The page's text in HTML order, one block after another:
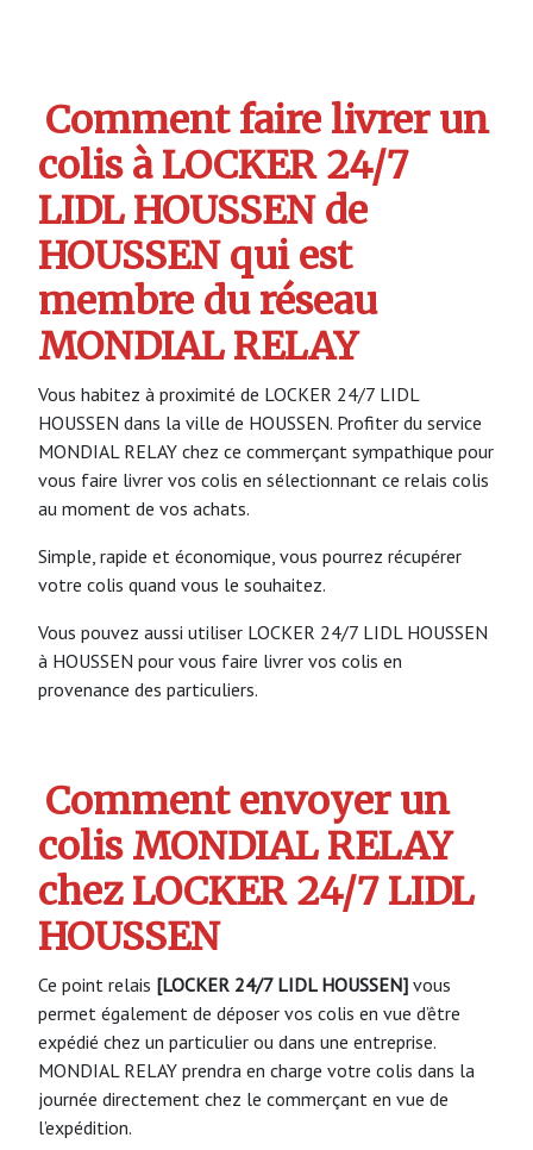
Comment faire livrer un
colis à LOCKER 24/7
LIDL HOUSSEN de
HOUSSEN qui est
membre du réseau
MONDIAL RELAY
Vous habitez à proximité de LOCKER 24/7 LIDL
HOUSSEN dans la ville de HOUSSEN. Profiter du service
MONDIAL RELAY chez ce commerçant sympathique pour
vous faire livrer vos colis en sélectionnant ce relais colis
au moment de vos achats.
Simple, rapide et économique, vous pourrez récupérer
votre colis quand vous le souhaitez.
Vous pouvez aussi utiliser LOCKER 24/7 LIDL HOUSSEN
à HOUSSEN pour vous faire livrer vos colis en
provenance des particuliers.
Comment envoyer un
colis MONDIAL RELAY
chez LOCKER 24/7 LIDL
HOUSSEN
Ce point relais [LOCKER 24/7 LIDL HOUSSEN] vous
permet également de déposer vos colis en vue d’être
expédié chez un particulier ou dans une entreprise.
MONDIAL RELAY prendra en charge votre colis dans la
journée directement chez le commerçant en vue de
l’expédition.